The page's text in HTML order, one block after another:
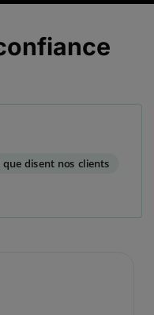
que disent nos clients